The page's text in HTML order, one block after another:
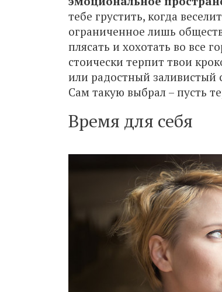
тебе грустить, когда
ограниченное лишь
плясать и хохотать во все
стоически терпит твои
или радостный заливистый
Сам такую выбрал – пусть
Время для себя